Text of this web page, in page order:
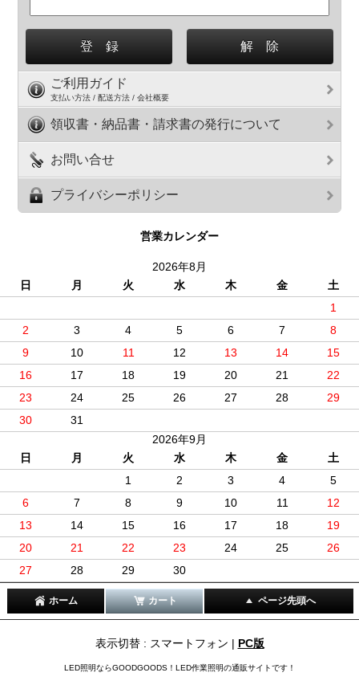
ご利用ガイド
支払い方法 / 配送方法 / 会社概要
領収書・納品書・請求書の発行について
お問い合せ
プライバシーポリシー
営業カレンダー
2026年8月
日
月 火 水 木 金
土
1
2
3 4 5 6 7
8
9
10 11 12 13 14
15
16
17 18 19 20 21
22
23
24 25 26 27 28
29
30
31
2026年9月
日
月 火 水 木 金
土
1
2 3 4
5
6
7 8 9 10 11
12
13
14 15 16 17 18
19
20
21 22 23 24 25
26
27
28 29 30
ホーム カート ページ先頭へ
表示切替 : スマートフォン | PC版
LED照明ならGOODGOODS！LED作業照明の通販サイトです！